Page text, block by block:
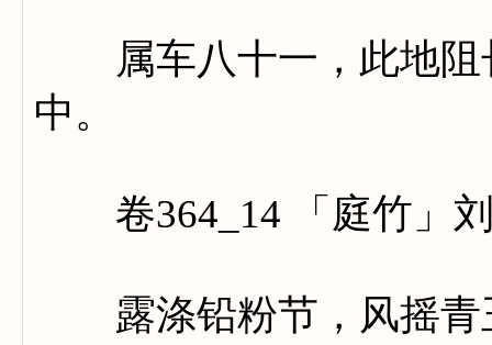
属车八十一，此地阻
中。
卷364_14 「庭竹」
露涤铅粉节，风摇青